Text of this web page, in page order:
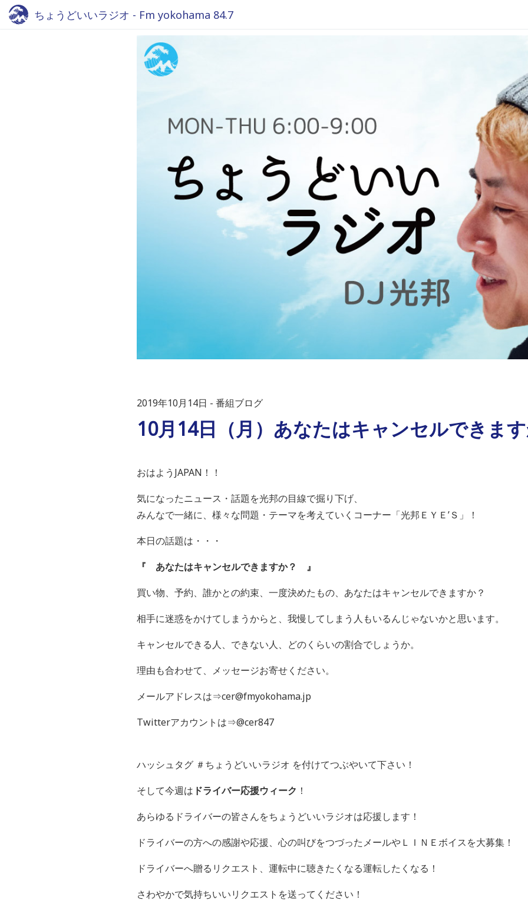
ちょうどいいラジオ - Fm yokohama 84.7
2019年10月14日 番組ブログ
10月14日（月）あなたはキャンセルできま
おはようJAPAN！！
気になったニュース・話題を光邦の目線で掘り下げ、
みんなで一緒に、様々な問題・テーマを考えていくコーナー「光邦ＥＹＥ’Ｓ」！
本日の話題は・・・
『 あなたはキャンセルできますか？
』
買い物、予約、誰かとの約束、一度決めたもの、あなたはキャンセルできますか？
相手に迷惑をかけてしまうからと、我慢してしまう人もいるんじゃないかと思います。
キャンセルできる人、できない人、どのくらいの割合でしょうか。
理由も合わせて、メッセージお寄せください。
メールアドレスは⇒cer@fmyokohama.jp
Twitterアカウントは⇒@cer847
ハッシュタグ ＃ちょうどいいラジオ を付けてつぶやいて下さい！
そして今週は ドライバー応援ウィーク ！
あらゆるドライバーの皆さんをちょうどいいラジオは応援します！
ドライバーの方への感謝や応援、心の叫びをつづったメールやＬＩＮＥボイスを大募集！
ドライバーへ贈るリクエスト、運転中に聴きたくなる運転したくなる！
さわやかで気持ちいいリクエストを送ってください！